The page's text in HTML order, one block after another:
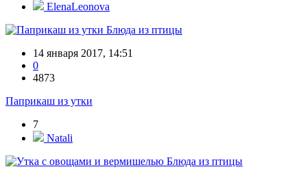
ElenaLeonova
Блюда из птицы
14 января 2017, 14:51
0
4873
Паприкаш из утки
7
Natali
Блюда из птицы